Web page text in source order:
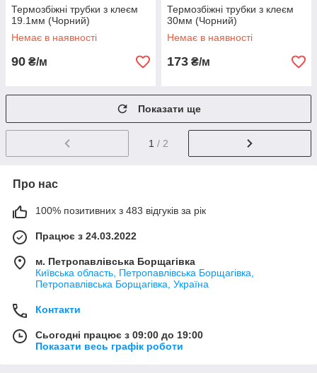
Термозбіжні трубки з клеєм
19.1мм (Чорний)
Немає в наявності
90 ₴/м
Термозбіжні трубки з клеєм
30мм (Чорний)
Немає в наявності
173 ₴/м
Показати ще
1 / 2
Про нас
100% позитивних з 483 відгуків за рік
Працює з 24.03.2022
м. Петропавлівська Борщагівка
Київська область, Петропавлівська Борщагівка,
Петропавлівська Борщагівка, Україна
Контакти
Сьогодні працює з 09:00 до 19:00
Показати весь графік роботи